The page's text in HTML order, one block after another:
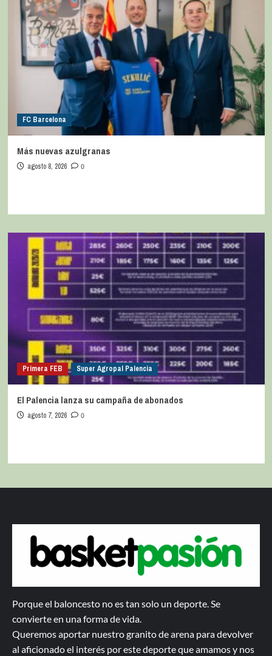
FC Barcelona
Más nuevas azulgranas
agosto 8, 2026 0
Primera FEB Super Agropal Palencia
El Palencia lanza su campaña de abonados
agosto 7, 2026 0
Porque el baloncesto no es tan solo un deporte. Se
convierte en una forma de vida.
Queremos aportar nuestro granito de arena para devolver
al aficionado el interés por este deporte que amamos y nos